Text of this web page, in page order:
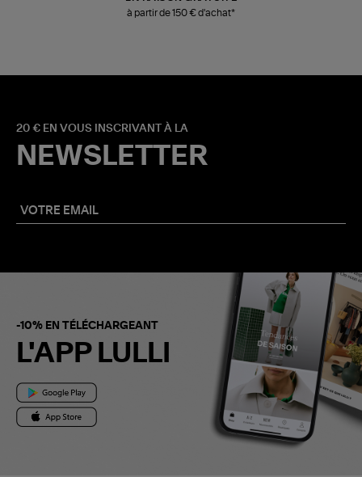
à partir de 150 € d'achat*
20 € EN VOUS INSCRIVANT À LA
NEWSLETTER
-10% EN TÉLÉCHARGEANT
L'APP LULLI